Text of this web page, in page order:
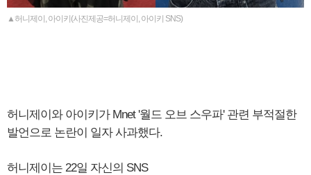
▲허니제이, 아이키(사진제공=허니제이, 아이키 SNS)
허니제이와 아이키가 Mnet '월드 오브 스우파' 관련 부적절한
발언으로 논란이 일자 사과했다.
허니제이는 22일 자신의 SNS